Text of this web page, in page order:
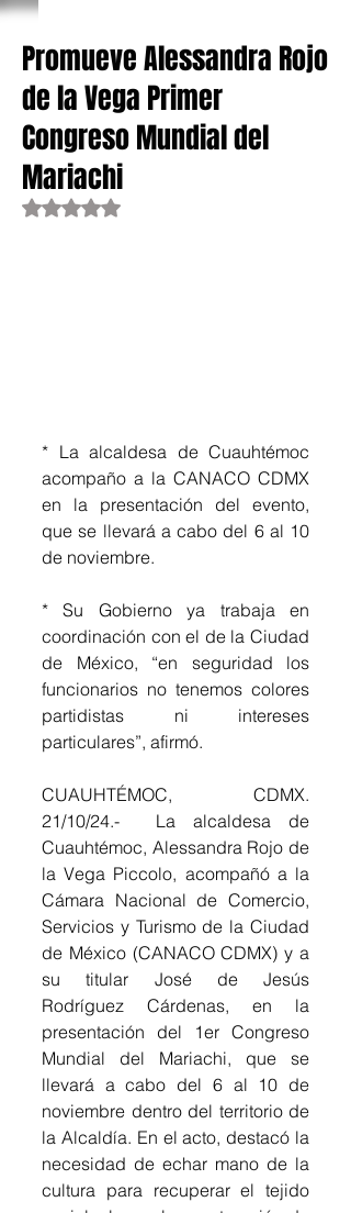
Promueve Alessandra Rojo
de la Vega Primer
Congreso Mundial del
Mariachi
Obtuvo NaN de 5 estrellas.
* La alcaldesa de Cuauhtémoc
acompaño a la CANACO CDMX
en la presentación del evento,
que se llevará a cabo del 6 al 10
de noviembre.
* Su Gobierno ya trabaja en
coordinación con el de la Ciudad
de México, “en seguridad los
funcionarios no tenemos colores
partidistas ni intereses
particulares”, afirmó.
CUAUHTÉMOC, CDMX.
21/10/24.-  La alcaldesa de
Cuauhtémoc, Alessandra Rojo de
la Vega Piccolo, acompañó a la
Cámara Nacional de Comercio,
Servicios y Turismo de la Ciudad
de México (CANACO CDMX) y a
su titular José de Jesús
Rodríguez Cárdenas, en la
presentación del 1er Congreso
Mundial del Mariachi, que se
llevará a cabo del 6 al 10 de
noviembre dentro del territorio de
la Alcaldía. En el acto, destacó la
necesidad de echar mano de la
cultura para recuperar el tejido